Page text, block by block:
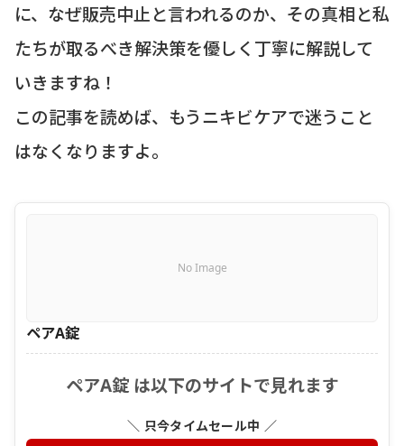
に、なぜ販売中止と言われるのか、その真相と私
たちが取るべき解決策を優しく丁寧に解説して
いきますね！
この記事を読めば、もうニキビケアで迷うこと
はなくなりますよ。
No Image
ペアA錠
ペアA錠 は以下のサイトで見れます
＼ 只今タイムセール中 ／